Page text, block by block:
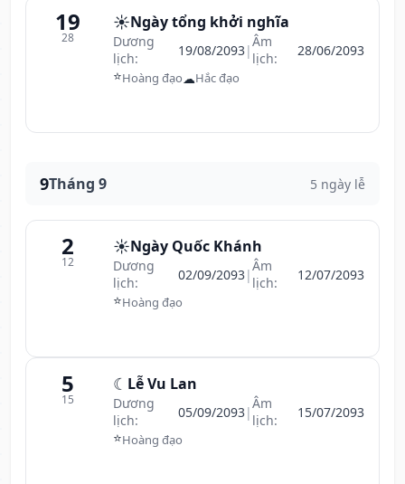
19
28
☀️Ngày tổng khởi nghĩa
Dương
lịch:
19/08/2093|Âm
lịch:
28/06/2093
⭐Hoàng đạo☁Hắc đạo
9Tháng 9 5 ngày lễ
2
12
☀️Ngày Quốc Khánh
Dương
lịch:
02/09/2093|Âm
lịch:
12/07/2093
⭐Hoàng đạo
5
15
☾ Lễ Vu Lan
Dương
lịch:
05/09/2093|Âm
lịch:
15/07/2093
⭐Hoàng đạo